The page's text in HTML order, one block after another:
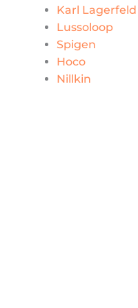
Karl Lagerfeld
Lussoloop
Spigen
Hoco
Nillkin